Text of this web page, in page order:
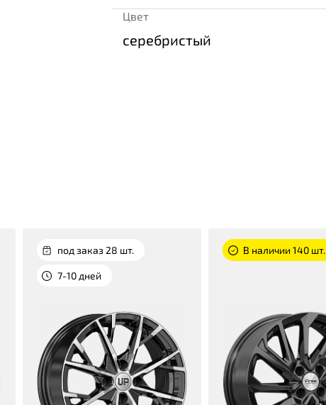
Цвет
серебристый
под заказ 28 шт.
7-10 дней
В наличии 140 шт.